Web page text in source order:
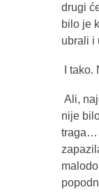
drugi
bilo je
ubrali i
I tako.
Ali,
nije
traga…